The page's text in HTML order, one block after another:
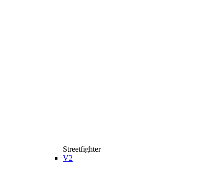
Streetfighter
V2